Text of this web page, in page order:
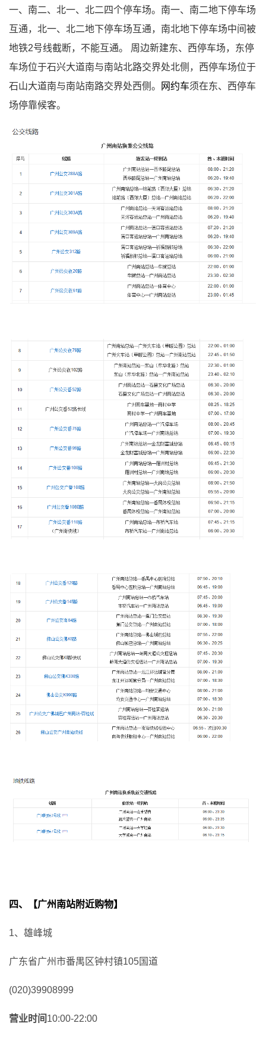
一、南二、北一、北二四个停车场。南一、南二地下停车场
互通，北一、北二地下停车场互通，南北地下停车场中间被
地铁2号线截断，不能互通。
周边新建东、西停车场，东停
车场位于石兴大道南与南站北路交界处北侧，西停车场位于
石山大道南与南站南路交界处西侧。
网约车须在东、西停车
场停靠候客。
四、【广州南站附近购物】
1、雄峰城
广东省广州市番禺区钟村镇105国道
(020)39908999
营业时间 10:00-22:00